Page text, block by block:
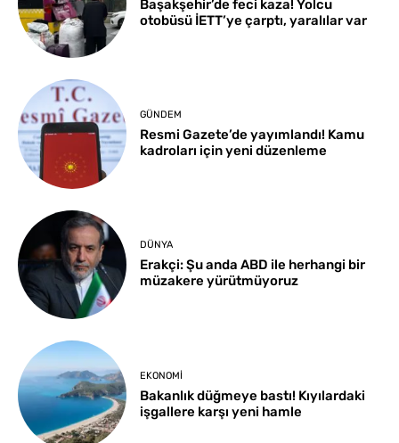
Başakşehir’de feci kaza! Yolcu
otobüsü İETT’ye çarptı, yaralılar var
GÜNDEM
Resmi Gazete’de yayımlandı! Kamu
kadroları için yeni düzenleme
DÜNYA
Erakçi: Şu anda ABD ile herhangi bir
müzakere yürütmüyoruz
EKONOMI
Bakanlık düğmeye bastı! Kıyılardaki
işgallere karşı yeni hamle